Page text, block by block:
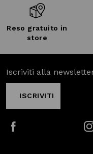
Reso gratuito in
store
Iscriviti alla
ISCRIVITI